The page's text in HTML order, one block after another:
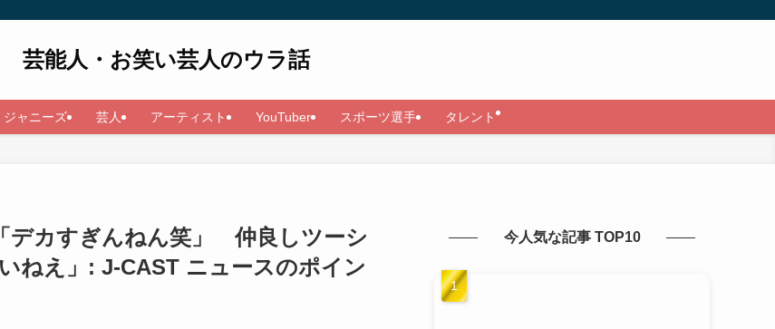
芸能人・お笑い芸人のウラ話
ジャニーズ 芸人 アーティスト YouTuber スポーツ選手 タレント
デカすぎんねん笑」 仲良しツーシ
ねえ」: J-CAST ニュースのポイン
今人気な記事 TOP10